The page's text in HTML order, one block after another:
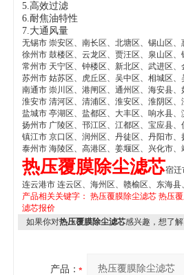
5.高效过滤
6.耐焦油特性
7.大通风量
无锡市 崇安区、南长区、北塘区、锡山区
徐州市 鼓楼区、云龙区、贾汪区、泉山区
常州市 天宁区、钟楼区、新北区、武进区、
苏州市 姑苏区、虎丘区、吴中区、相城区
南通市 崇川区、港闸区、通州区、海安县
淮安市 清河区、清浦区、淮安区、淮阴区
盐城市 亭湖区、盐都区、大丰区、响水县
扬州市 广陵区、邗江区、江都区、宝应县、
镇江市 京口区、润州区、丹徒区、丹阳市、
泰州市 海陵区、高港区、姜堰区、兴化市、
热压覆膜除尘滤芯宿迁
连云港市 连云区、海州区、赣榆区、东海
产品相关关键字： 热压覆膜除尘滤芯 热压
滤芯报价
如果你对热压覆膜除尘滤芯感兴趣，想了
产品：